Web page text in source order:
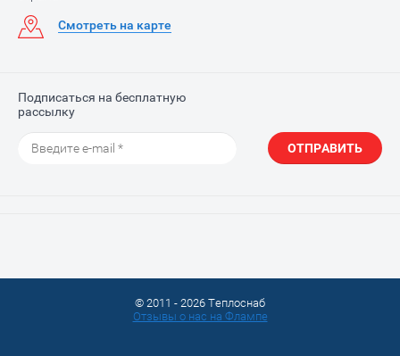
Смотреть на карте
Подписаться на бесплатную
рассылку
ОТПРАВИТЬ
© 2011 - 2026 Теплоснаб
Отзывы о нас на Флампе